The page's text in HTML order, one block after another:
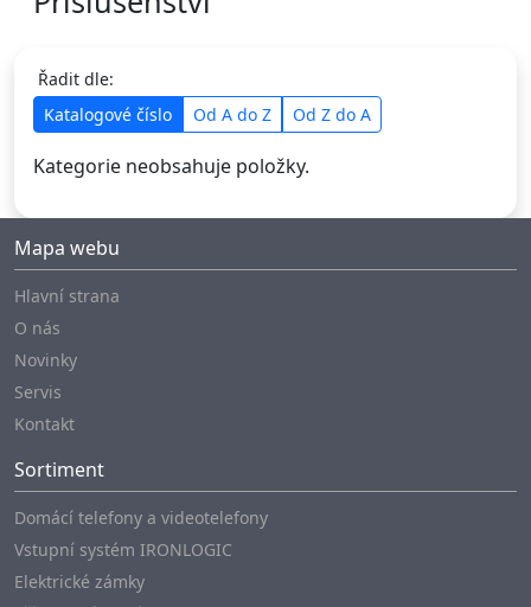
Řadit dle:
Katalogové číslo
Od A do Z Od Z do A
Kategorie neobsahuje položky.
Mapa webu
Hlavní strana
O nás
Novinky
Servis
Kontakt
Sortiment
Domácí telefony a videotelefony
Vstupní systém IRONLOGIC
Elektrické zámky